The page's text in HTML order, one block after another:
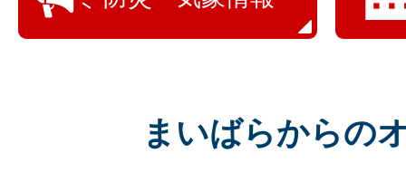
まいばらからの